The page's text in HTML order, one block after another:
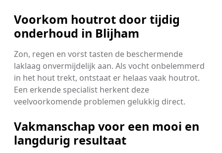
Voorkom houtrot door tijdig
onderhoud in Blijham
Zon, regen en vorst tasten de beschermende
laklaag onvermijdelijk aan. Als vocht onbelemmerd
in het hout trekt, ontstaat er helaas vaak houtrot.
Een erkende specialist herkent deze
veelvoorkomende problemen gelukkig direct.
Vakmanschap voor een mooi en
langdurig resultaat